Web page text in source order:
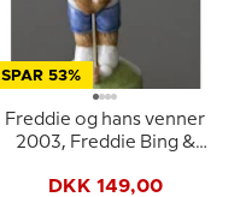
SPAR 53%
Freddie og hans venner
2003, Freddie Bing &
DKK 149,00